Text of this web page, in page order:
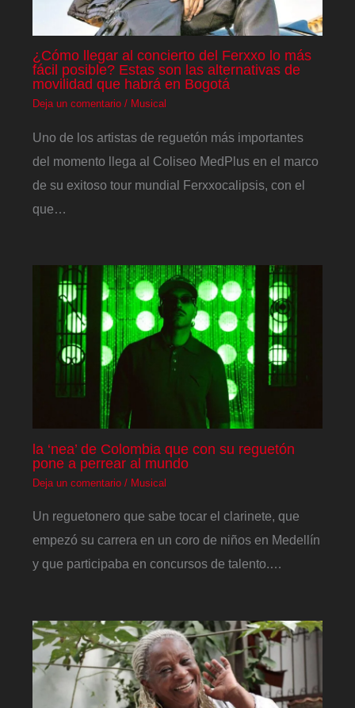
¿Cómo llegar al concierto del Ferxxo lo más
fácil posible? Estas son las alternativas de
movilidad que habrá en Bogotá
Deja un comentario / Musical
Uno de los artistas de reguetón más importantes
del momento llega al Coliseo MedPlus en el marco
de su exitoso tour mundial Ferxxocalipsis, con el
que…
la ‘nea’ de Colombia que con su reguetón
pone a perrear al mundo
Deja un comentario / Musical
Un reguetonero que sabe tocar el clarinete, que
empezó su carrera en un coro de niños en Medellín
y que participaba en concursos de talento.…